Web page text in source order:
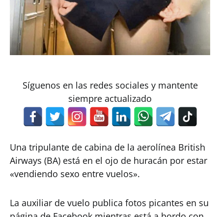
Síguenos en las redes sociales y mantente
siempre actualizado
Una tripulante de cabina de la aerolínea British
Airways (BA) está en el ojo de huracán por estar
«vendiendo sexo entre vuelos».
La auxiliar de vuelo publica fotos picantes en su